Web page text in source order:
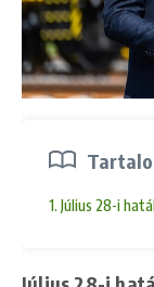
1. Július 28-i